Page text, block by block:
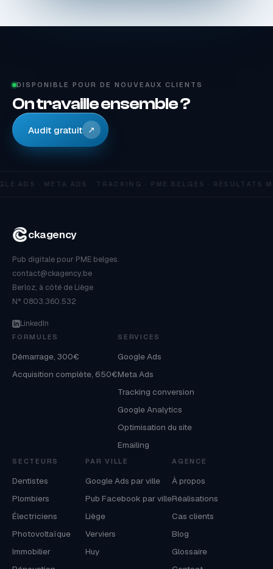
DISPONIBLE POUR DE NOUVEAUX CLIENTS
On travaille ensemble ?
Audit gratuit ↗
ADS · META ADS · TRACKING · PME BELGES · RÉSULTATS
ckagency
Pub digitale pour PME belges.
contact@ckagency.be
Berloz, à côté de Liège
N° 0803.360.532
LinkedIn
FORMULES
Démarrage, 300€
Acquisition complète, 650€
SERVICES
Google Ads
Meta Ads
Tracking conversion
Google Analytics
Optimisation du site
Emailing
SECTEURS
Dentistes
Plombiers
Électriciens
Photovoltaïque
Immobilier
PAR VILLE
Google Ads par ville
Pub Facebook par ville
Liège
Verviers
Huy
AGENCE
À propos
Réalisations
Cas clients
Blog
Glossaire